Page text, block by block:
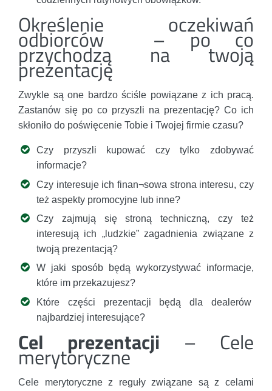
Określenie oczekiwań
odbiorców – po co
przychodzą na twoją
prezentację
Zwykle są one bardzo ściśle powiązane z ich pracą.
Zastanów się po co przyszli na prezentację? Co ich
skłoniło do poświęcenie Tobie i Twojej firmie czasu?
Czy przyszli kupować czy tylko zdobywać
informacje?
Czy interesuje ich finan¬sowa strona interesu, czy
też aspekty promocyjne lub inne?
Czy zajmują się stroną techniczną, czy też
interesują ich „ludzkie” zagadnienia związane z
twoją prezentacją?
W jaki sposób będą wykorzystywać informacje,
które im przekazujesz?
Które części prezentacji będą dla dealerów
najbardziej interesujące?
Cel prezentacji – Cele
merytoryczne
Cele merytoryczne z reguły związane są z celami